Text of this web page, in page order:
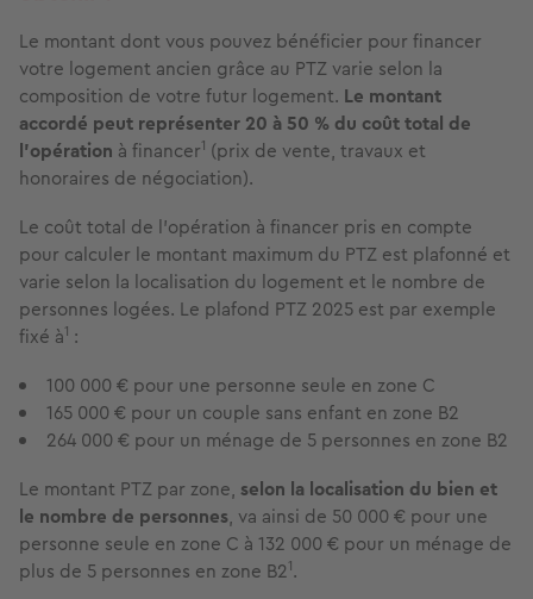
Le montant dont vous pouvez bénéficier pour financer
votre logement ancien grâce au PTZ varie selon la
composition de votre futur logement. Le montant
accordé peut représenter 20 à 50 % du coût total de
l'opération à financer1 (prix de vente, travaux et
honoraires de négociation).
Le coût total de l'opération à financer pris en compte
pour calculer le montant maximum du PTZ est plafonné et
varie selon la localisation du logement et le nombre de
personnes logées. Le plafond PTZ 2025 est par exemple
fixé à1 :
100 000 € pour une personne seule en zone C
165 000 € pour un couple sans enfant en zone B2
264 000 € pour un ménage de 5 personnes en zone B2
Le montant PTZ par zone, selon la localisation du bien et
le nombre de personnes, va ainsi de 50 000 € pour une
personne seule en zone C à 132 000 € pour un ménage de
plus de 5 personnes en zone B21.